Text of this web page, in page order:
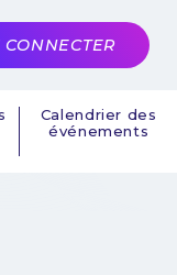
Calendrier des
événements
CONNECTER